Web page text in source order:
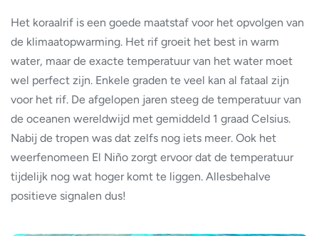
Het koraalrif is een goede maatstaf voor het opvolgen van
de klimaatopwarming. Het rif groeit het best in warm
water, maar de exacte temperatuur van het water moet
wel perfect zijn. Enkele graden te veel kan al fataal zijn
voor het rif. De afgelopen jaren steeg de temperatuur van
de oceanen wereldwijd met gemiddeld 1 graad Celsius.
Nabij de tropen was dat zelfs nog iets meer. Ook het
weerfenomeen El Niño zorgt ervoor dat de temperatuur
tijdelijk nog wat hoger komt te liggen. Allesbehalve
positieve signalen dus!